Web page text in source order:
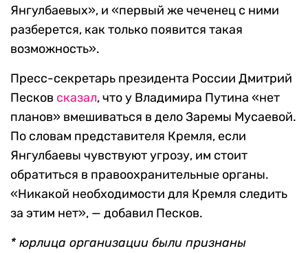
Янгулбаевых», и «первый же чеченец с ними
разберется, как только появится такая
возможность».
Пресс-секретарь президента России Дмитрий
Песков сказал, что у Владимира Путина «нет
планов» вмешиваться в дело Заремы Мусаевой.
По словам представителя Кремля, если
Янгулбаевы чувствуют угрозу, им стоит
обратиться в правоохранительные органы.
«Никакой необходимости для Кремля следить
за этим нет», — добавил Песков.
* юрлица организации были признаны